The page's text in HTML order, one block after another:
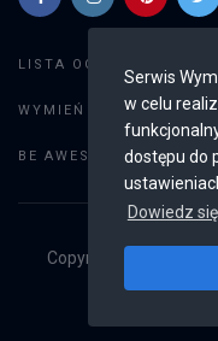
Serwis
w celu
dostępu do
Dowiedz
LISTA OGŁOSZEŃ:
WYMIEŃ GRY: Dodaj
BE AWESOME:
Copyright © 2019 -